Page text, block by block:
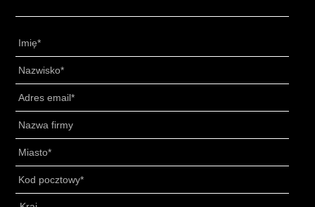
*
email *
Titolo *
pocztowy *
Adres